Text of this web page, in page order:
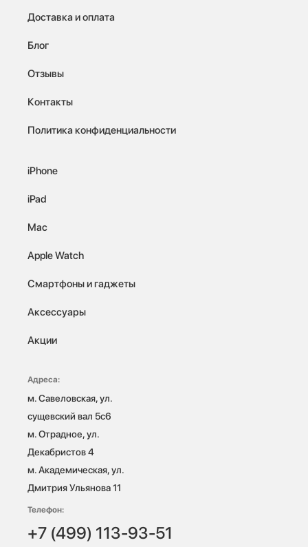
Доставка и оплата
Блог
Отзывы
Контакты
Политика конфиденциальности
iPhone
iPad
Mac
Apple Watch
Смартфоны и гаджеты
Аксессуары
Акции
Адреса:
м. Савеловская, ул.
сущевский вал 5с6
м. Отрадное, ул.
Декабристов 4
м. Академическая, ул.
Дмитрия Ульянова 11
Телефон:
+7 (499) 113-93-51